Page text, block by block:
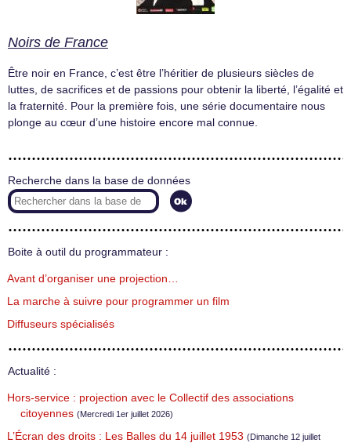
Noirs de France
Être noir en France, c’est être l’héritier de plusieurs siècles de
luttes, de sacrifices et de passions pour obtenir la liberté, l’égalité et
la fraternité. Pour la première fois, une série documentaire nous
plonge au cœur d’une histoire encore mal connue.
Recherche dans la base de données
Boite à outil du programmateur :
Avant d’organiser une projection…
La marche à suivre pour programmer un film
Diffuseurs spécialisés
Actualité :
Hors-service : projection avec le Collectif des associations
citoyennes (Mercredi 1er juillet 2026)
L’Écran des droits : Les Balles du 14 juillet 1953 (Dimanche 12 juillet